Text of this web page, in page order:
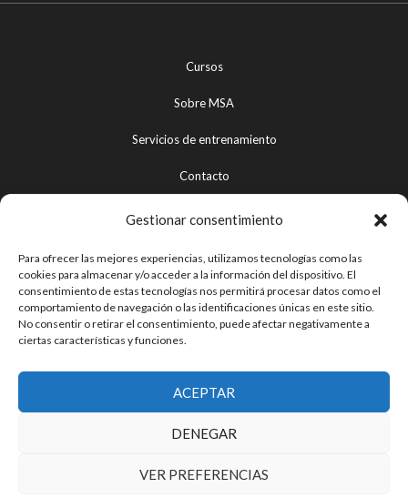
Gestionar consentimiento
Para ofrecer las mejores experiencias, utilizamos tecnologías como las
cookies para almacenar y/o acceder a la información del dispositivo. El
consentimiento de estas tecnologías nos permitirá procesar datos como el
comportamiento de navegación o las identificaciones únicas en este sitio.
No consentir o retirar el consentimiento, puede afectar negativamente a
ciertas características y funciones.
ACEPTAR
DENEGAR
VER PREFERENCIAS
Cursos
Sobre MSA
Servicios de entrenamiento
Contacto
Política de privacidad
Términos y condiciones de uso
Política de devoluciones y reembolsos
Política de cookies
T
I
Y